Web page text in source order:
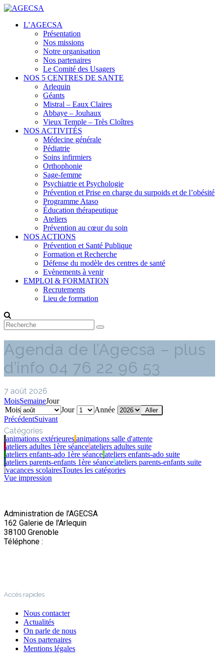
AGECSA
Centres de santé
L’AGECSA
Présentation
Nos missions
Notre organisation
Nos partenaires
Le Comité des Usagers
NOS 5 CENTRES DE SANTE
Arlequin
Géants
Mistral – Eaux Claires
Abbaye – Jouhaux
Vieux Temple – Très Cloîtres
NOS ACTIVITÉS
Médecine générale
Pédiatrie
Soins infirmiers
Orthophonie
Sage-femme
Psychiatrie et Psychologie
Prévention et Prise en charge du surpoids et de l’obésité
Programme Ataso
Éducation thérapeutique
Ateliers
Prévention au cœur du soin
NOS ACTIONS
Prévention et Santé Publique
Formation et Recherche
Défense du modèle des centres de santé
Evènements à venir
EMPLOI & FORMATION
Recrutements
Lieu de formation
Agenda de l’Agecsa – plus
d’info 04 76 22 96 53
7 août 2026
MoisSemaineJour
Mois
Jour
Année
PrécédentSuivant
Catégories
animations extérieures animations salle d'attente
ateliers adultes 1ère séance ateliers adultes suite
ateliers enfants-ado 1ère séance ateliers enfants-ado suite
ateliers parents-enfants 1ère séance ateliers parents-enfants suite
vacances scolairesToutes les catégories
Vue impression
Administration de l'AGECSA
162 Galerie de l'Arlequin
38100 Grenoble
Téléphone :
Accès rapides
Nous contacter
Actualités
On parle de nous
Nos partenaires
Mentions légales